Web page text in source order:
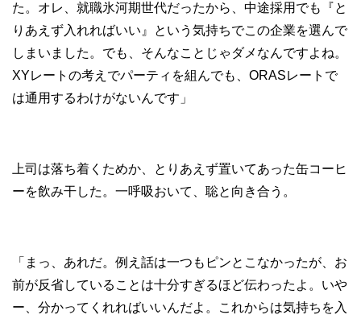
た。オレ、就職氷河期世代だったから、中途採用でも『と
りあえず入れればいい』という気持ちでこの企業を選んで
しまいました。でも、そんなことじゃダメなんですよね。
XYレートの考えでパーティを組んでも、ORASレートで
は通用するわけがないんです」
上司は落ち着くためか、とりあえず置いてあった缶コーヒ
ーを飲み干した。一呼吸おいて、聡と向き合う。
「まっ、あれだ。例え話は一つもピンとこなかったが、お
前が反省していることは十分すぎるほど伝わったよ。いや
ー、分かってくれればいいんだよ。これからは気持ちを入